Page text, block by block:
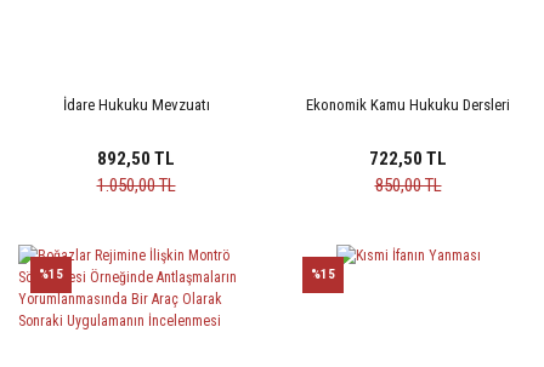
İdare Hukuku Mevzuatı
892,50 TL
1.050,00 TL
Ekonomik Kamu Hukuku Dersleri
722,50 TL
850,00 TL
%15 %15